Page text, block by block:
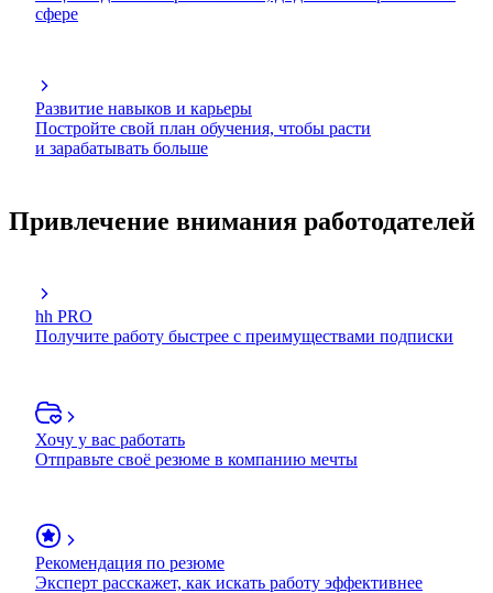
сфере
Развитие навыков и карьеры
Постройте свой план обучения, чтобы расти
и зарабатывать больше
Привлечение внимания работодателей
hh PRO
Получите работу быстрее с преимуществами подписки
Хочу у вас работать
Отправьте своё резюме в компанию мечты
Рекомендация по резюме
Эксперт расскажет, как искать работу эффективнее